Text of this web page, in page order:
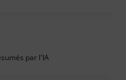
par l'IA